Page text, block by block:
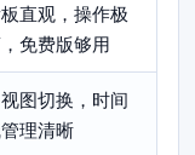
直观，操作极
免费版够用
图切换，时间
理清晰